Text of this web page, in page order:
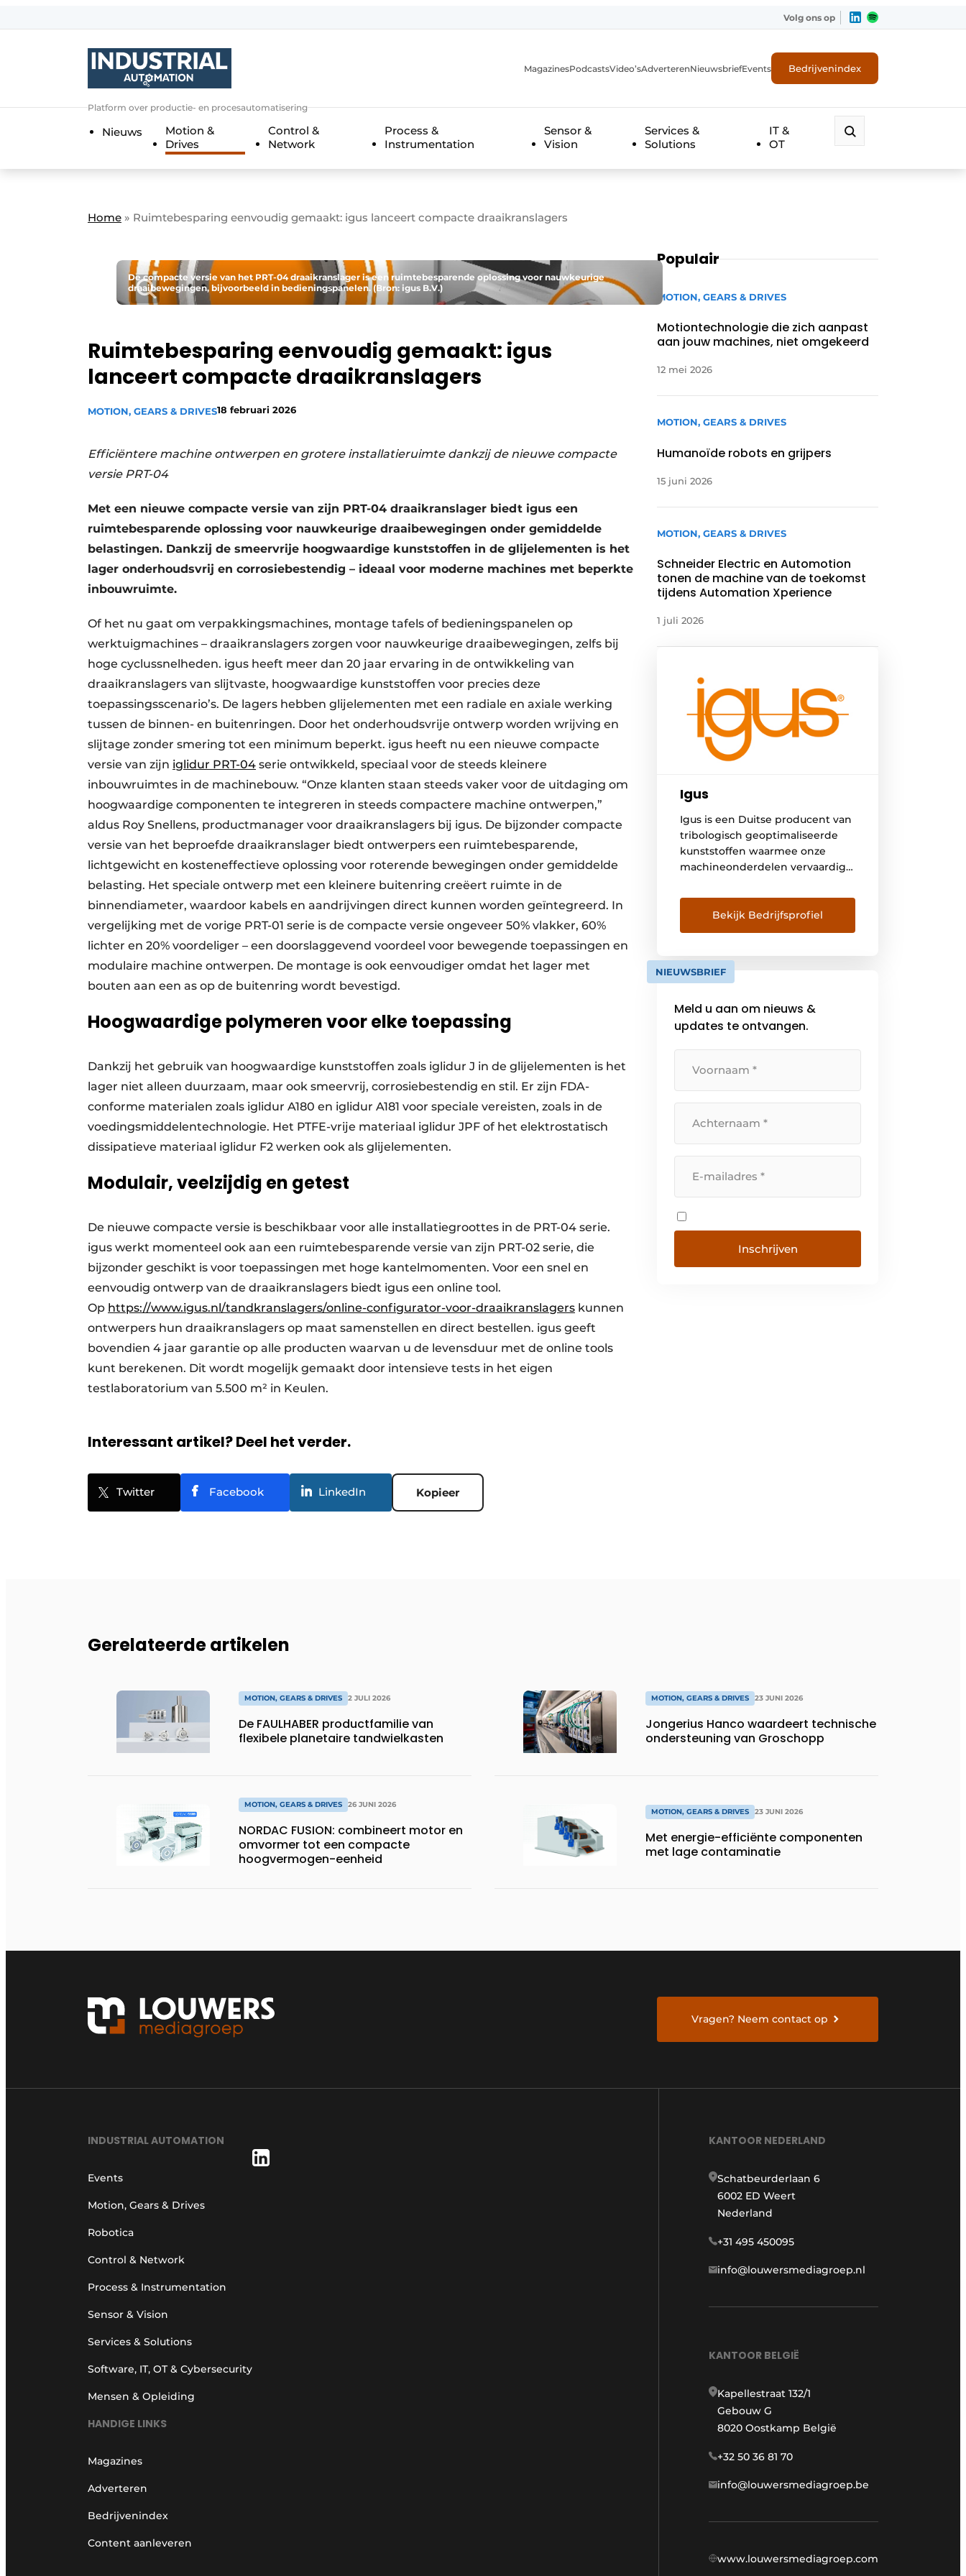
Algemene voorwaarden
Contact
Direct contact
Evenement aanmelden
Meest gelezen
Nieuwsbrief
Vacature aanmelden
Vacatures
Video’s
Volg ons op
Platform over productie- en procesautomatisering
MagazinesPodcastsVideo’sAdverterenNieuwsbriefEvents Bedrijvenindex
Nieuws
Motion &
Drives
Control &
Network
Process &
Instrumentation
Sensor &
Vision
Services &
Solutions
IT &
OT
Home » Ruimtebesparing eenvoudig gemaakt: igus lanceert compacte draaikranslagers
De compacte versie van het PRT-04 draaikranslager is een ruimtebesparende oplossing voor nauwkeurige
draaibewegingen, bijvoorbeeld in bedieningspanelen. (Bron: igus B.V.)
Ruimtebesparing eenvoudig gemaakt: igus
lanceert compacte draaikranslagers
MOTION, GEARS & DRIVES18 februari 2026
Efficiëntere machine ontwerpen en grotere installatieruimte dankzij de nieuwe compacte
versie PRT-04
Met een nieuwe compacte versie van zijn PRT-04 draaikranslager biedt igus een
ruimtebesparende oplossing voor nauwkeurige draaibewegingen onder gemiddelde
belastingen. Dankzij de smeervrije hoogwaardige kunststoffen in de glijelementen is het
lager onderhoudsvrij en corrosiebestendig – ideaal voor moderne machines met beperkte
inbouwruimte.
Of het nu gaat om verpakkingsmachines, montage tafels of bedieningspanelen op
werktuigmachines – draaikranslagers zorgen voor nauwkeurige draaibewegingen, zelfs bij
hoge cyclussnelheden. igus heeft meer dan 20 jaar ervaring in de ontwikkeling van
draaikranslagers van slijtvaste, hoogwaardige kunststoffen voor precies deze
toepassingsscenario’s. De lagers hebben glijelementen met een radiale en axiale werking
tussen de binnen- en buitenringen. Door het onderhoudsvrije ontwerp worden wrijving en
slijtage zonder smering tot een minimum beperkt. igus heeft nu een nieuwe compacte
versie van zijn iglidur PRT-04 serie ontwikkeld, speciaal voor de steeds kleinere
inbouwruimtes in de machinebouw. “Onze klanten staan steeds vaker voor de uitdaging om
hoogwaardige componenten te integreren in steeds compactere machine ontwerpen,”
aldus Roy Snellens, productmanager voor draaikranslagers bij igus. De bijzonder compacte
versie van het beproefde draaikranslager biedt ontwerpers een ruimtebesparende,
lichtgewicht en kosteneffectieve oplossing voor roterende bewegingen onder gemiddelde
belasting. Het speciale ontwerp met een kleinere buitenring creëert ruimte in de
binnendiameter, waardoor kabels en aandrijvingen direct kunnen worden geïntegreerd. In
vergelijking met de vorige PRT-01 serie is de compacte versie ongeveer 50% vlakker, 60%
lichter en 20% voordeliger – een doorslaggevend voordeel voor bewegende toepassingen en
modulaire machine ontwerpen. De montage is ook eenvoudiger omdat het lager met
bouten aan een as op de buitenring wordt bevestigd.
Hoogwaardige polymeren voor elke toepassing
Dankzij het gebruik van hoogwaardige kunststoffen zoals iglidur J in de glijelementen is het
lager niet alleen duurzaam, maar ook smeervrij, corrosiebestendig en stil. Er zijn FDA-
conforme materialen zoals iglidur A180 en iglidur A181 voor speciale vereisten, zoals in de
voedingsmiddelentechnologie. Het PTFE-vrije materiaal iglidur JPF of het elektrostatisch
dissipatieve materiaal iglidur F2 werken ook als glijelementen.
Modulair, veelzijdig en getest
De nieuwe compacte versie is beschikbaar voor alle installatiegroottes in de PRT-04 serie.
igus werkt momenteel ook aan een ruimtebesparende versie van zijn PRT-02 serie, die
bijzonder geschikt is voor toepassingen met hoge kantelmomenten. Voor een snel en
eenvoudig ontwerp van de draaikranslagers biedt igus een online tool.
Op https://www.igus.nl/tandkranslagers/online-configurator-voor-draaikranslagers kunnen
ontwerpers hun draaikranslagers op maat samenstellen en direct bestellen. igus geeft
bovendien 4 jaar garantie op alle producten waarvan u de levensduur met de online tools
kunt berekenen. Dit wordt mogelijk gemaakt door intensieve tests in het eigen
testlaboratorium van 5.500 m² in Keulen.
Interessant artikel? Deel het verder.
Twitter Facebook LinkedIn Kopieer
Populair
MOTION, GEARS & DRIVES
Motiontechnologie die zich aanpast
aan jouw machines, niet omgekeerd
12 mei 2026
MOTION, GEARS & DRIVES
Humanoïde robots en grijpers
15 juni 2026
MOTION, GEARS & DRIVES
Schneider Electric en Automotion
tonen de machine van de toekomst
tijdens Automation Xperience
1 juli 2026
Igus
Igus is een Duitse producent van
tribologisch geoptimaliseerde
kunststoffen waarmee onze
machineonderdelen vervaardigd
onder meer glijlagers, lineaire
geleidingen, kabelrupsen en
kabels; motion plastics genaamd.
3000 klanten die actief zijn in
grote verscheidenheid van
die terug te vinden zijn op […]
Bekijk Bedrijfsprofiel
NIEUWSBRIEF
Meld u aan om nieuws &
updates te ontvangen.
Gerelateerde artikelen
MOTION, GEARS & DRIVES 2 JULI 2026
De FAULHABER productfamilie van
flexibele planetaire tandwielkasten
MOTION, GEARS & DRIVES 26 JUNI 2026
NORDAC FUSION: combineert motor en
omvormer tot een compacte
hoogvermogen-eenheid
MOTION, GEARS & DRIVES 23 JUNI 2026
Jongerius Hanco waardeert technische
ondersteuning van Groschopp
MOTION, GEARS & DRIVES 23 JUNI 2026
Met energie-efficiënte componenten
met lage contaminatie
Vragen? Neem contact op
INDUSTRIAL AUTOMATION
Events
Motion, Gears & Drives
Robotica
Control & Network
Process & Instrumentation
Sensor & Vision
Services & Solutions
Software, IT, OT & Cybersecurity
Mensen & Opleiding
HANDIGE LINKS
Magazines
Adverteren
Bedrijvenindex
Content aanleveren
KANTOOR NEDERLAND
Schatbeurderlaan 6
6002 ED Weert
Nederland
+31 495 450095
info@louwersmediagroep.nl
KANTOOR BELGIË
Kapellestraat 132/1
Gebouw G
8020 Oostkamp België
+32 50 36 81 70
info@louwersmediagroep.be
www.louwersmediagroep.com